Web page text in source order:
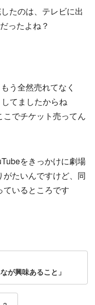
たのは、テレビに出
ったよね？
う全然売れてなく
てましたからね
こでチケット売ってん
をきっかけに劇場
たいんですけど、同
ているところです
が興味あること」